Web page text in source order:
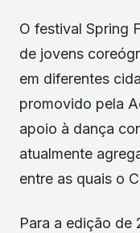
O festival Spring
de jovens
em diferentes
promovido pela
apoio à dança
atualmente
entre as quais o
Para a edição de